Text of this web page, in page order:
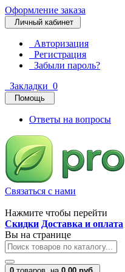
Оформление заказа
Личный кабинет
Авторизация
Регистрация
Забыли пароль?
Закладки 0
Помощь
Ответы на вопросы
Связаться с нами
Нажмите чтобы перейти
Скидки Доставка и оплата
Вы на странице